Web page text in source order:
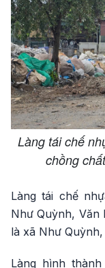
Làng tái chế
chồng
Làng tái chế
Như Quỳnh, Văn
là xã Như
Làng hình